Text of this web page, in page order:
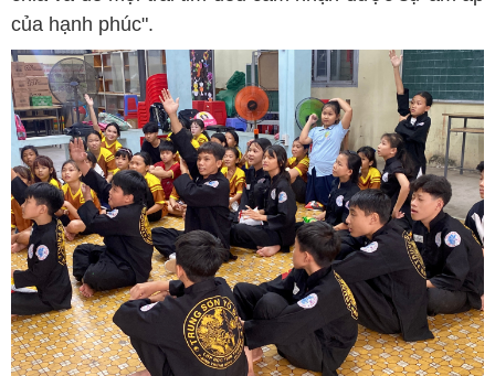
của hạnh phúc".